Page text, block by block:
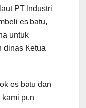
PT Industri
es batu,
untuk
dinas Ketua
es batu dan
kami pun